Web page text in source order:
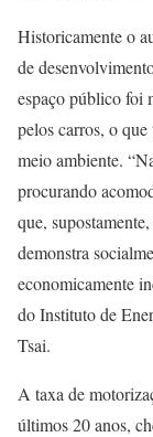
Historicamente o
de
espaço público foi
pelos carros, o
meio ambiente.
procurando
que,
demonstra
economicamente
do Instituto de
Tsai.
A taxa de
últimos 20 anos,